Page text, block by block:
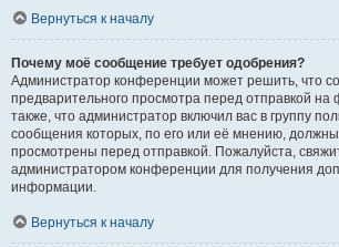
Вернуться к началу
Почему моё сообщение требует одобрения?
Администратор конференции может решить, что
предварительного просмотра перед отправкой
также, что администратор включил вас в группу
сообщения которых, по его или её мнению,
просмотрены перед отправкой. Пожалуйста,
администратором конференции для получения
информации.
Вернуться к началу